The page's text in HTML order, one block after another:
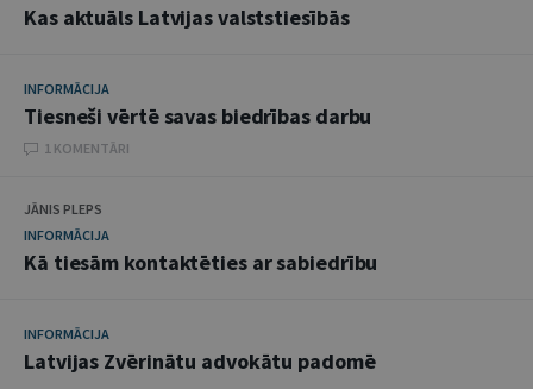
Kas aktuāls Latvijas valststiesībās
INFORMĀCIJA
Tiesneši vērtē savas biedrības darbu
1 KOMENTĀRI
JĀNIS PLEPS
INFORMĀCIJA
Kā tiesām kontaktēties ar sabiedrību
INFORMĀCIJA
Latvijas Zvērinātu advokātu padomē